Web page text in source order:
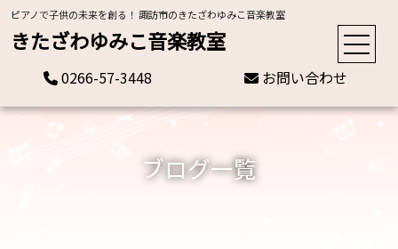
ピアノで子供の未来を創る！ 諏訪市のきたざわゆみこ音楽教室
きたざわゆみこ音楽教室
0266-57-3448 お問い合わせ
ブログ一覧